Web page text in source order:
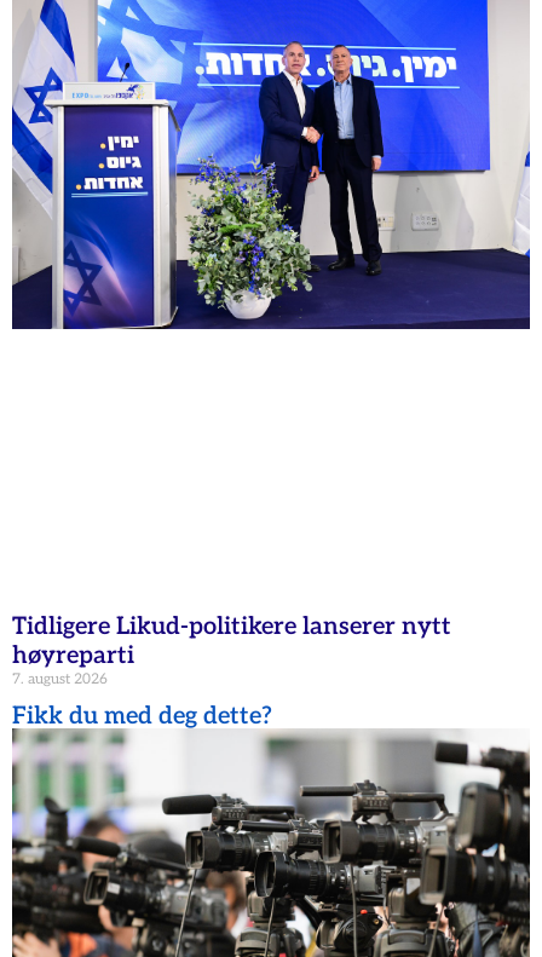
Tidligere Likud-politikere lanserer nytt
høyreparti
7. august 2026
Fikk du med deg dette?